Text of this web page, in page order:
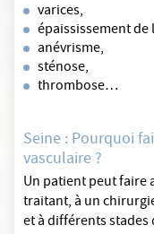
varices,
épaississement de
anévrisme,
sténose,
thrombose…
Seine : Pourquoi
vasculaire ?
Un patient peut faire
traitant, à un
et à différents